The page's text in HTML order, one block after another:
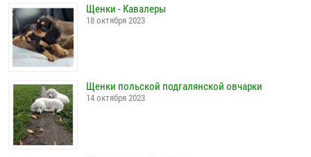
Щенки - Кавалеры
18 октября 2023
Щенки польской подгалянской овчарки
14 октября 2023